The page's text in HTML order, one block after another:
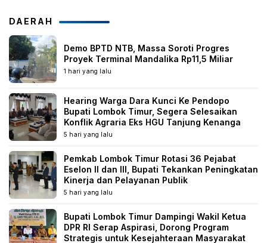
DAERAH
Demo BPTD NTB, Massa Soroti Progres
Proyek Terminal Mandalika Rp11,5 Miliar
1 hari yang lalu
Hearing Warga Dara Kunci Ke Pendopo
Bupati Lombok Timur, Segera Selesaikan
Konflik Agraria Eks HGU Tanjung Kenanga
5 hari yang lalu
Pemkab Lombok Timur Rotasi 36 Pejabat
Eselon II dan III, Bupati Tekankan Peningkatan
Kinerja dan Pelayanan Publik
5 hari yang lalu
Bupati Lombok Timur Dampingi Wakil Ketua
DPR RI Serap Aspirasi, Dorong Program
Strategis untuk Kesejahteraan Masyarakat